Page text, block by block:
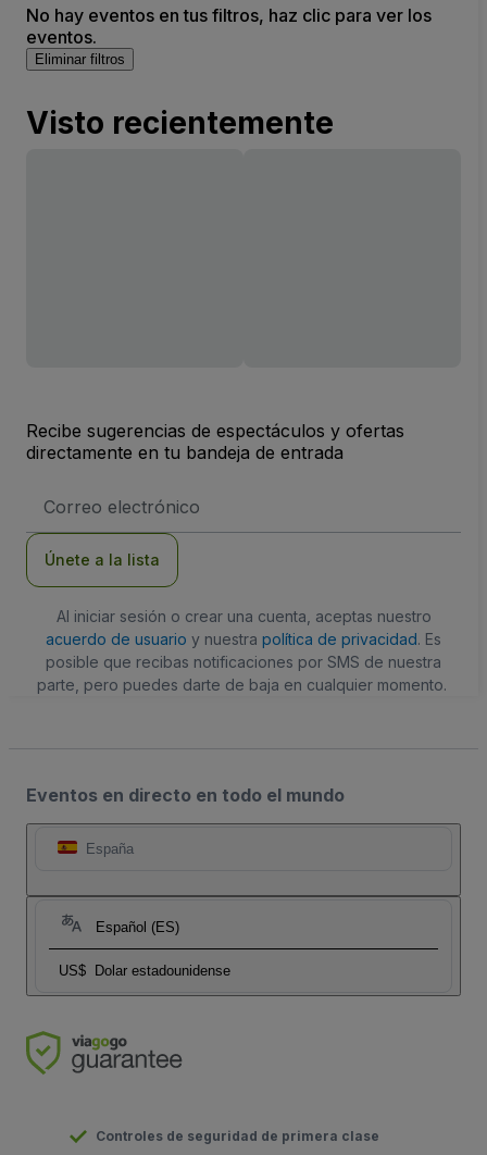
No hay eventos en tus filtros, haz clic para ver los
eventos.
Eliminar filtros
Visto recientemente
Recibe sugerencias de espectáculos y ofertas
directamente en tu bandeja de entrada
de
Únete a la lista
Al iniciar sesión o crear una cuenta, aceptas nuestro
acuerdo de usuario y nuestra política de privacidad. Es
posible que recibas notificaciones por SMS de nuestra
parte, pero puedes darte de baja en cualquier momento.
Eventos en directo en todo el mundo
España
Español (ES)
US$ Dolar estadounidense
Controles de seguridad de primera clase